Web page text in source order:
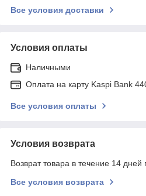
Все условия доставки
Условия оплаты
Наличными
Оплата на карту Kaspi Bank
Все условия оплаты
Условия возврата
Возврат товара в течение 14 дней
Все условия возврата